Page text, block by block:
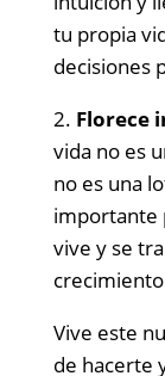
tu propia
decisiones
2. Florece
vida no es
no es una
importante
vive y se
Vive este
de hacerte